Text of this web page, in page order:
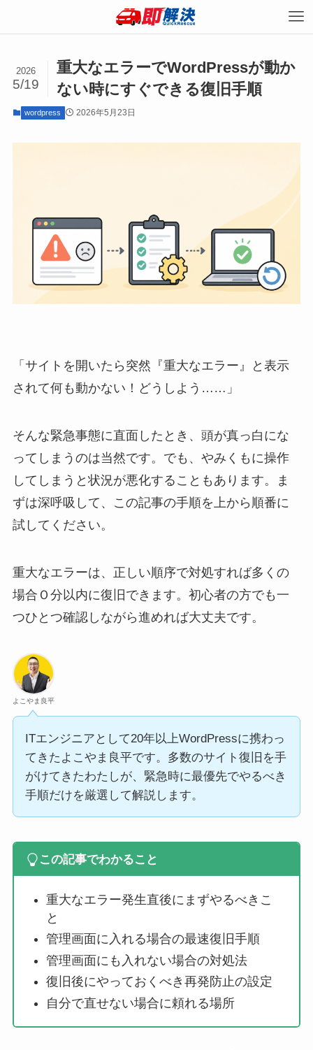
重大なエラーでWordPressが動か
ない時にすぐできる復旧手順
2026
5/19
wordpress 2026年5月23日
「サイトを開いたら突然『重大なエラー』と表示
されて何も動かない！どうしよう……」
そんな緊急事態に直面したとき、頭が真っ白にな
ってしまうのは当然です。でも、やみくもに操作
してしまうと状況が悪化することもあります。ま
ずは深呼吸して、この記事の手順を上から順番に
試してください。
重大なエラーは、正しい順序で対処すれば多くの
場合Ｏ分以内に復旧できます。初心者の方でも一
つひとつ確認しながら進めれば大丈夫です。
よこやま良平
ITエンジニアとして20年以上WordPressに携わっ
てきたよこやま良平です。多数のサイト復旧を手
がけてきたわたしが、緊急時に最優先でやるべき
手順だけを厳選して解説します。
この記事でわかること
重大なエラー発生直後にまずやるべきこ
と
管理画面に入れる場合の最速復旧手順
管理画面にも入れない場合の対処法
復旧後にやっておくべき再発防止の設定
自分で直せない場合に頼れる場所